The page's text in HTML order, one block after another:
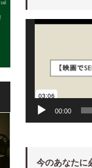
00:00
今のあなたに